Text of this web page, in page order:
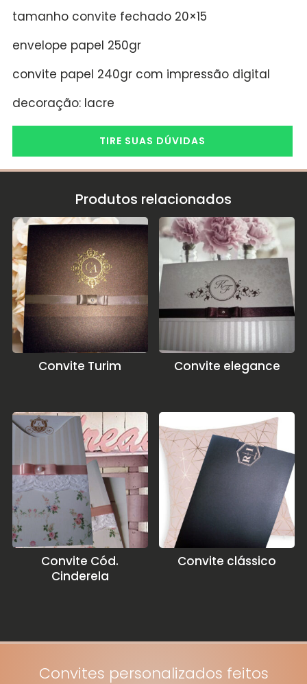
tamanho convite fechado 20×15
envelope papel 250gr
convite papel 240gr com impressão digital
decoração: lacre
TIRE SUAS DÚVIDAS
Produtos relacionados
Convite Turim Convite elegance
Convite Cód.
Cinderela
Convite clássico
Convites personalizados feitos